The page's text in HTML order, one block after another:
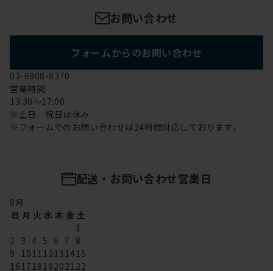
お問い合わせ
フォームからのお問い合わせ
03-6908-8370
営業時間
13:30～17:00
※土日 祝日は休み
※フォームでのお問い合わせは24時間対応しております。
配送・お問い合わせ営業日
8月
日 月 火 水 木 金 土
1
2 3 4 5 6 7 8
9 101112131415
16171819202122